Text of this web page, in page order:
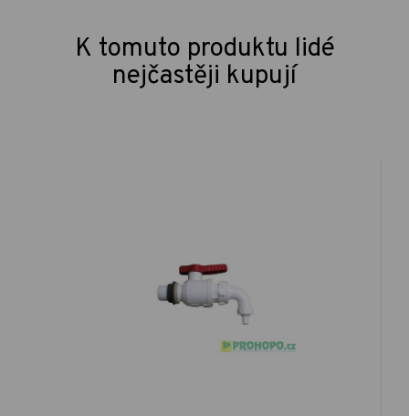
K tomuto produktu lidé
nejčastěji kupují